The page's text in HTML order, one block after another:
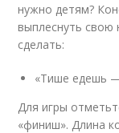
нужно детям?
выплеснуть свою
сделать:
«Тише едешь
Для игры
«финиш». Длина